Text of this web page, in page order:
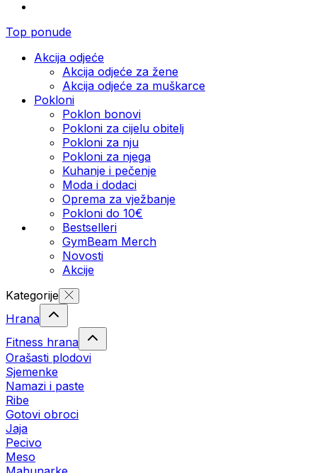
Top ponude
Akcija odjeće
Akcija odjeće za žene
Akcija odjeće za muškarce
Pokloni
Poklon bonovi
Pokloni za cijelu obitelj
Pokloni za nju
Pokloni za njega
Kuhanje i pečenje
Moda i dodaci
Oprema za vježbanje
Pokloni do 10€
Bestselleri
GymBeam Merch
Novosti
Akcije
Kategorije
Hrana
Fitness hrana
Orašasti plodovi
Sjemenke
Namazi i paste
Ribe
Gotovi obroci
Jaja
Pecivo
Meso